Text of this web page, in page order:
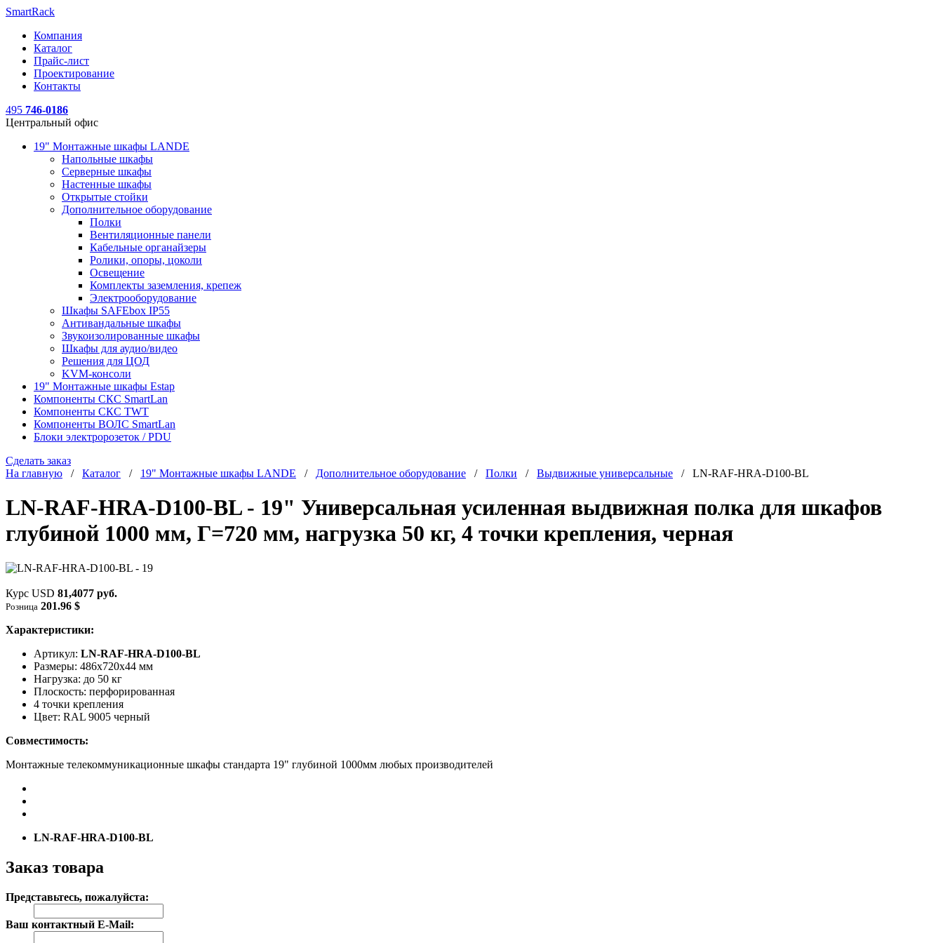
SmartRack
Компания
Каталог
Прайс-лист
Проектирование
Контакты
495 746-0186
Центральный офис
19" Монтажные шкафы LANDE
Напольные шкафы
Серверные шкафы
Настенные шкафы
Открытые стойки
Дополнительное оборудование
Полки
Вентиляционные панели
Кабельные органайзеры
Ролики, опоры, цоколи
Освещение
Комплекты заземления, крепеж
Электрооборудование
Шкафы SAFEbox IP55
Антивандальные шкафы
Звукоизолированные шкафы
Шкафы для аудио/видео
Решения для ЦОД
KVM-консоли
19" Монтажные шкафы Estap
Компоненты СКС SmartLan
Компоненты СКС TWT
Компоненты ВОЛС SmartLan
Блоки электророзеток / PDU
Сделать заказ
На главную / Каталог / 19" Монтажные шкафы LANDE / Дополнительное оборудование / Полки / Выдвижные универсальные / LN-RAF-HRA-D100-BL
LN-RAF-HRA-D100-BL - 19" Универсальная усиленная выдвижная полка для шкафов
глубиной 1000 мм, Г=720 мм, нагрузка 50 кг, 4 точки крепления, черная
Курс USD 81,4077 руб.
Розница 201.96 $
Характеристики:
Артикул: LN-RAF-HRA-D100-BL
Размеры: 486x720x44 мм
Нагрузка: до 50 кг
Плоскость: перфорированная
4 точки крепления
Цвет: RAL 9005 черный
Совместимость:
Монтажные телекоммуникационные шкафы стандарта 19" глубиной 1000мм любых производителей
LN-RAF-HRA-D100-BL
Заказ товара
Представьтесь, пожалуйста:
Ваш контактный E-Mail: